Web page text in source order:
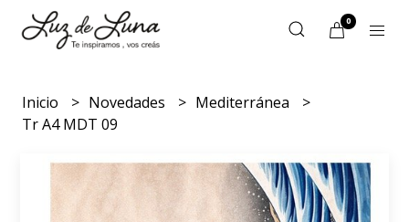
0
Inicio Novedades
Mediterránea
Tr A4 MDT 09